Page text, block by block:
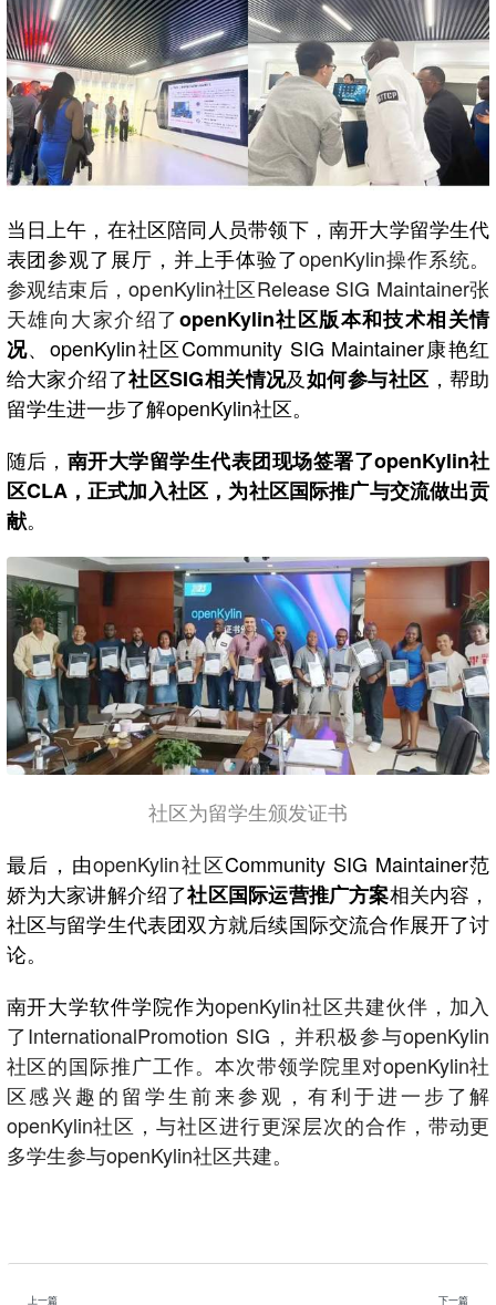
当日上午，在社区陪同人员带领下，南开大学留学生代
表团参观了展厅，并上手体验了openKylin操作系统。
参观结束后，openKylin社区Release SIG Maintainer张
天雄向大家介绍了openKylin社区版本和技术相关情
况、openKylin社区Community SIG Maintainer康艳红
给大家介绍了社区SIG相关情况及如何参与社区 ，帮助
留学生进一步了解openKylin社区。
随后， 南开大学留学生代表团现场签署了openKylin社
区CLA，正式加入社区，为社区国际推广与交流做出贡
献。
社区为留学生颁发证书
最后，由openKylin社区Community SIG Maintainer范
娇为大家讲解介绍了社区国际运营推广方案相关内容，
社区与留学生代表团双方就后续国际交流合作展开了讨
论。
南开大学软件学院作为openKylin社区共建伙伴，加入
了InternationalPromotion SIG，并积极参与openKylin
社区的国际推广工作。本次带领学院里对openKylin社
区感兴趣的留学生前来参观，有利于进一步了解
openKylin社区，与社区进行更深层次的合作，带动更
多学生参与openKylin社区共建。
上一篇 下一篇